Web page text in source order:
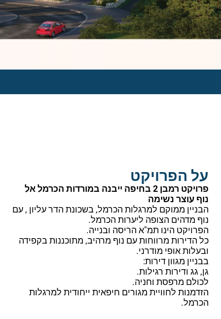
על הפרויקט
פרויקט רמבן 2 בחיפה ייבנה במורדות הכרמל אל
נוף עוצר נשימה
הבניין ממוקם למרגלות הכרמל, בשכונת הדר עליון , עם
נוף מדהים הצופה ליערות הכרמל.
הפרויקט הינו תמ"א הריסה ובנייה.
כל הדירות מרווחות עם נוף מרהיב, מתוכננות בקפידה
ובעלות אופי מודרני.
בבניין מגוון דירות:
גן, גג ודירות רגילות.
לכולם מרפסת וחניה.
הזדמנות לחוויית מגורים חיפאית ייחודית למרגלות
הכרמל.